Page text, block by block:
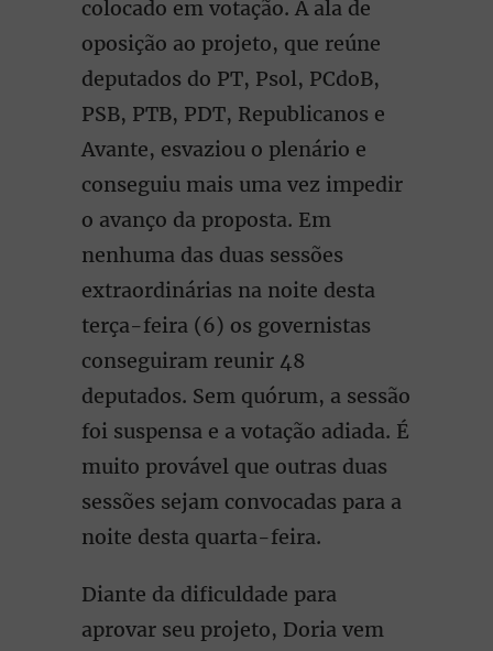
colocado em votação. A ala de
oposição ao projeto, que reúne
deputados do PT, Psol, PCdoB,
PSB, PTB, PDT, Republicanos e
Avante, esvaziou o plenário e
conseguiu mais uma vez impedir
o avanço da proposta. Em
nenhuma das duas sessões
extraordinárias na noite desta
terça-feira (6) os governistas
conseguiram reunir 48
deputados. Sem quórum, a sessão
foi suspensa e a votação adiada. É
muito provável que outras duas
sessões sejam convocadas para a
noite desta quarta-feira.
Diante da dificuldade para
aprovar seu projeto, Doria vem